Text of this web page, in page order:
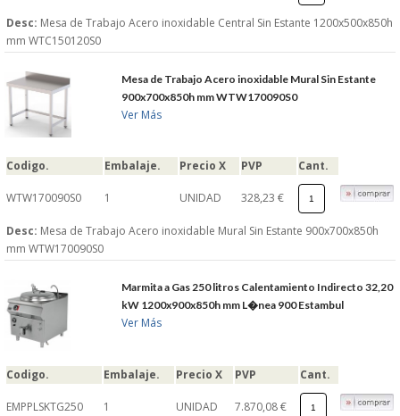
Desc: Mesa de Trabajo Acero inoxidable Central Sin Estante 1200x500x850h
mm WTC150120S0
Mesa de Trabajo Acero inoxidable Mural Sin Estante
900x700x850h mm WTW170090S0
Ver Más
Codigo. Embalaje. Precio X PVP Cant.
WTW170090S0 1 UNIDAD 328,23 €
Desc: Mesa de Trabajo Acero inoxidable Mural Sin Estante 900x700x850h
mm WTW170090S0
Marmita a Gas 250 litros Calentamiento Indirecto 32,20
kW 1200x900x850h mm L�nea 900 Estambul
Ver Más
Codigo. Embalaje. Precio X PVP Cant.
EMPPLSKTG250 1 UNIDAD 7.870,08 €